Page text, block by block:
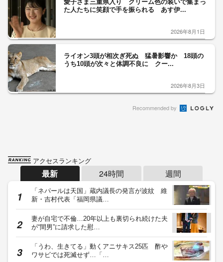
愛子さま三重県入り クリーム色の装いで集まっ
た人たちに笑顔で手を振られる あす伊...
2026年8月1日
ライオン3頭が相次ぎ死ぬ 猛暑影響か 18頭の
うち10頭が次々と体調不良に クー...
2026年8月3日
Recommended by
アクセスランキング
最新 24時間 週間
「ネパールは天国」蔵内議長の発言が波紋 維
新・吉村代表「福岡県議…
妻が自宅で不倫…20年以上も裏切られ続けた夫
が“間男”に請求した慰…
「うわ、生きてる」動くアニサキス25匹 酢や
ワサビでは死滅せず…「…